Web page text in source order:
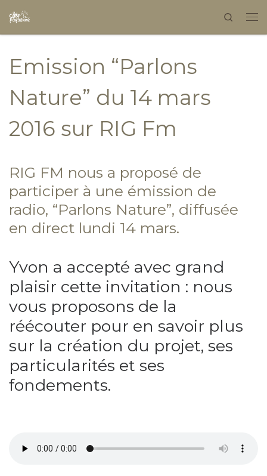
Skip to content Search
Emission “Parlons
Nature” du 14 mars
2016 sur RIG Fm
RIG FM nous a proposé de
participer à une émission de
radio, “Parlons Nature”, diffusée
en direct lundi 14 mars.
Yvon a accepté avec grand
plaisir cette invitation : nous
vous proposons de la
réécouter pour en savoir plus
sur la création du projet, ses
particularités et ses
fondements.